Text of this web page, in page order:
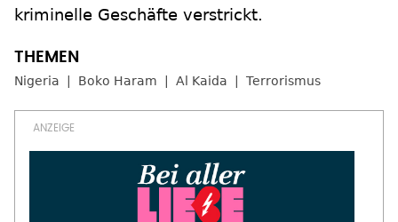
kriminelle Geschäfte verstrickt.
Nigeria Boko Haram Al Kaida Terrorismus